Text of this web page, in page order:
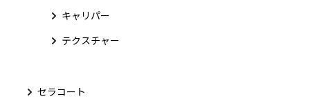
キャリパー
テクスチャー
セラコート